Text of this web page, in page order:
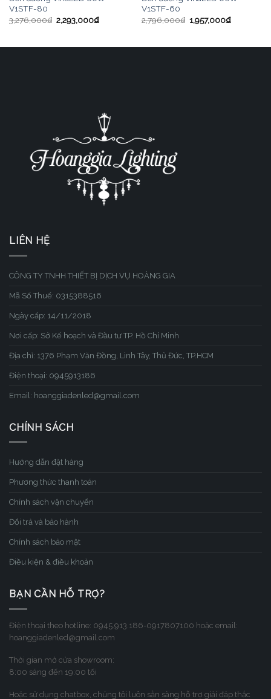
V1STF-80
3,276,000₫ 2,293,000₫
V1STF-60
2,796,000₫ 1,957,000₫
LIÊN HỆ
CÔNG TY TNHH THIẾT BỊ DỊCH VỤ HOÀNG GIA
Mã Số Thuế: 0315388516
Ngày cấp: 14/11/2018
Nơi cấp: Sở Kế hoạch và Đầu tư TP. Hồ Chí Minh
Địa chỉ: 1376 Phạm Văn Đồng, Linh Tây, Thủ Đức, TP.HCM
Điện thoại: 0945913186
Email: hoanggiadenled@gmail.com
CHÍNH SÁCH
Hướng dẫn đặt hàng
Phương thức thanh toán
Chính sách vận chuyển
Đổi trả và bảo hành
Chính sách bảo mật
Điều kiện & điều khoản
BẠN CẦN HỖ TRỢ?
Điện thoại theo hotline: 0945.913.186-0917807100 hoặc email:
hoanggiadenled@gmail.com
Thời gian mở cửa showroom:
8:00 sáng đến 19:00 tối
Hoặc sử dụng chatbox, chúng tôi luôn sẳn sàng hỗ trợ giải đáp thắc